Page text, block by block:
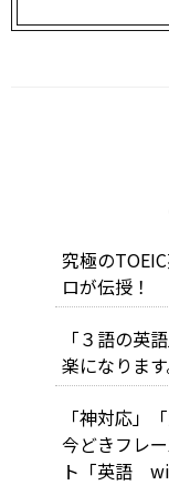
究極の
ロが伝授！
「３語の英
楽になります
「神対応」
今どきフレ
ト「英語